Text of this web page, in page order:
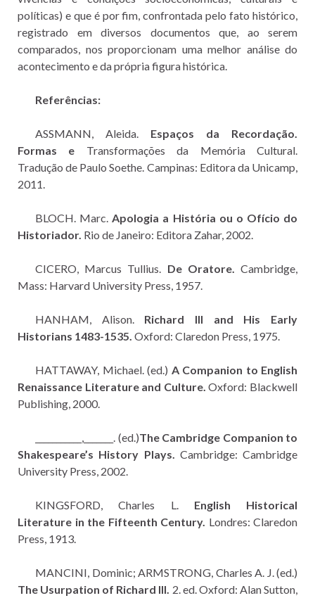
políticas) e que é por fim, confrontada pelo fato histórico,
registrado em diversos documentos que, ao serem
comparados, nos proporcionam uma melhor análise do
acontecimento e da própria figura histórica.
Referências:
ASSMANN, Aleida. Espaços da Recordação.
Formas e Transformações da Memória Cultural.
Tradução de Paulo Soethe. Campinas: Editora da Unicamp,
2011.
BLOCH. Marc. Apologia a História ou o Ofício do
Historiador. Rio de Janeiro: Editora Zahar, 2002.
CICERO, Marcus Tullius. De Oratore.Cambridge,
Mass: Harvard University Press, 1957.
HANHAM, Alison. Richard III and His Early
Historians 1483-1535. Oxford: Claredon Press, 1975.
HATTAWAY, Michael. (ed.) A Companion to English
Renaissance Literature and Culture.Oxford: Blackwell
Publishing, 2000.
___________,_______. (ed.)The Cambridge Companion to
Shakespeare’s History Plays. Cambridge: Cambridge
University Press, 2002.
KINGSFORD, Charles L. English Historical
Literature in the Fifteenth Century. Londres: Claredon
Press, 1913.
MANCINI, Dominic; ARMSTRONG, Charles A. J. (ed.)
The Usurpation of Richard III. 2. ed. Oxford: Alan Sutton,